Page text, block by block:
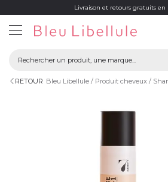
Livraison et retours gratuits en
RETOUR Bleu Libellule Produit cheveux